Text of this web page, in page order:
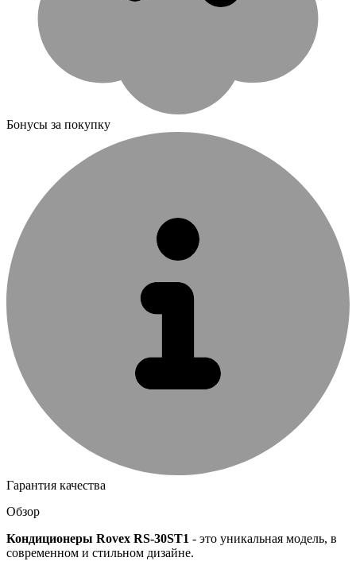
Бонусы за покупку
Гарантия качества
Обзор
Кондиционеры Rovex RS-30ST1 - это уникальная модель, в
современном и стильном дизайне.